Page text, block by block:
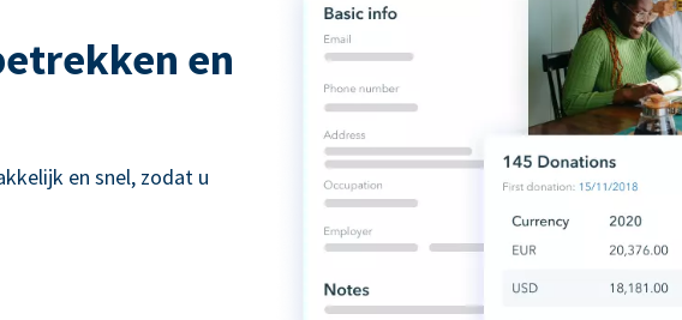
en
en snel, zodat u